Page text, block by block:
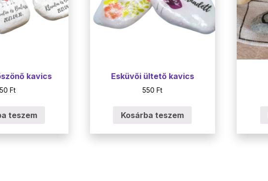
kavics
Ft
teszem
Esküvői ültető kavics
550Ft
Kosárba teszem